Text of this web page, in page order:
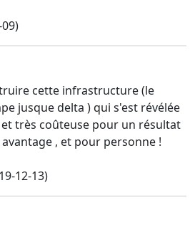
cette infrastructure (le
jusque delta ) qui s'est révélée
très coûteuse pour un résultat
, et pour personne !
12-13)